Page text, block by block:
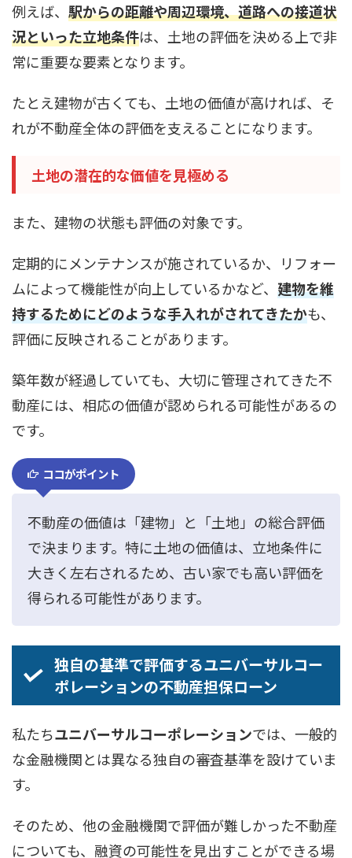
例えば、 駅からの距離や周辺環境、道路への接道状
況といった立地条件は、土地の評価を決める上で非
常に重要な要素となります。
たとえ建物が古くても、土地の価値が高ければ、そ
れが不動産全体の評価を支えることになります。
土地の潜在的な価値を見極める
また、建物の状態も評価の対象です。
定期的にメンテナンスが施されているか、リフォー
ムによって機能性が向上しているかなど、 建物を維
持するためにどのような手入れがされてきたかも、
評価に反映されることがあります。
築年数が経過していても、大切に管理されてきた不
動産には、相応の価値が認められる可能性があるの
です。
ココがポイント
不動産の価値は「建物」と「土地」の総合評価
で決まります。特に土地の価値は、立地条件に
大きく左右されるため、古い家でも高い評価を
得られる可能性があります。
独自の基準で評価するユニバーサルコー
ポレーションの不動産担保ローン
私たちユニバーサルコーポレーションでは、一般的
な金融機関とは異なる独自の審査基準を設けていま
す。
そのため、他の金融機関で評価が難しかった不動産
についても、融資の可能性を見出すことができる場